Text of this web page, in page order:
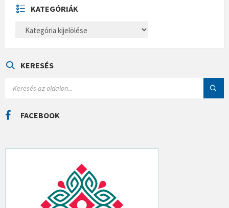
U
M
KATEGÓRIÁK
E
Á
KERESÉS
C
H
FACEBOOK